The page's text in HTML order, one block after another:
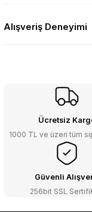
Alışveriş Deneyimi
Ücretsiz
1000 TL ve üzeri tüm
Güvenli
256bit SSL